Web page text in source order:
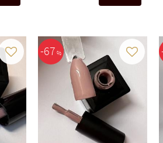
Lägg till i favoriter
67 % Lägg till